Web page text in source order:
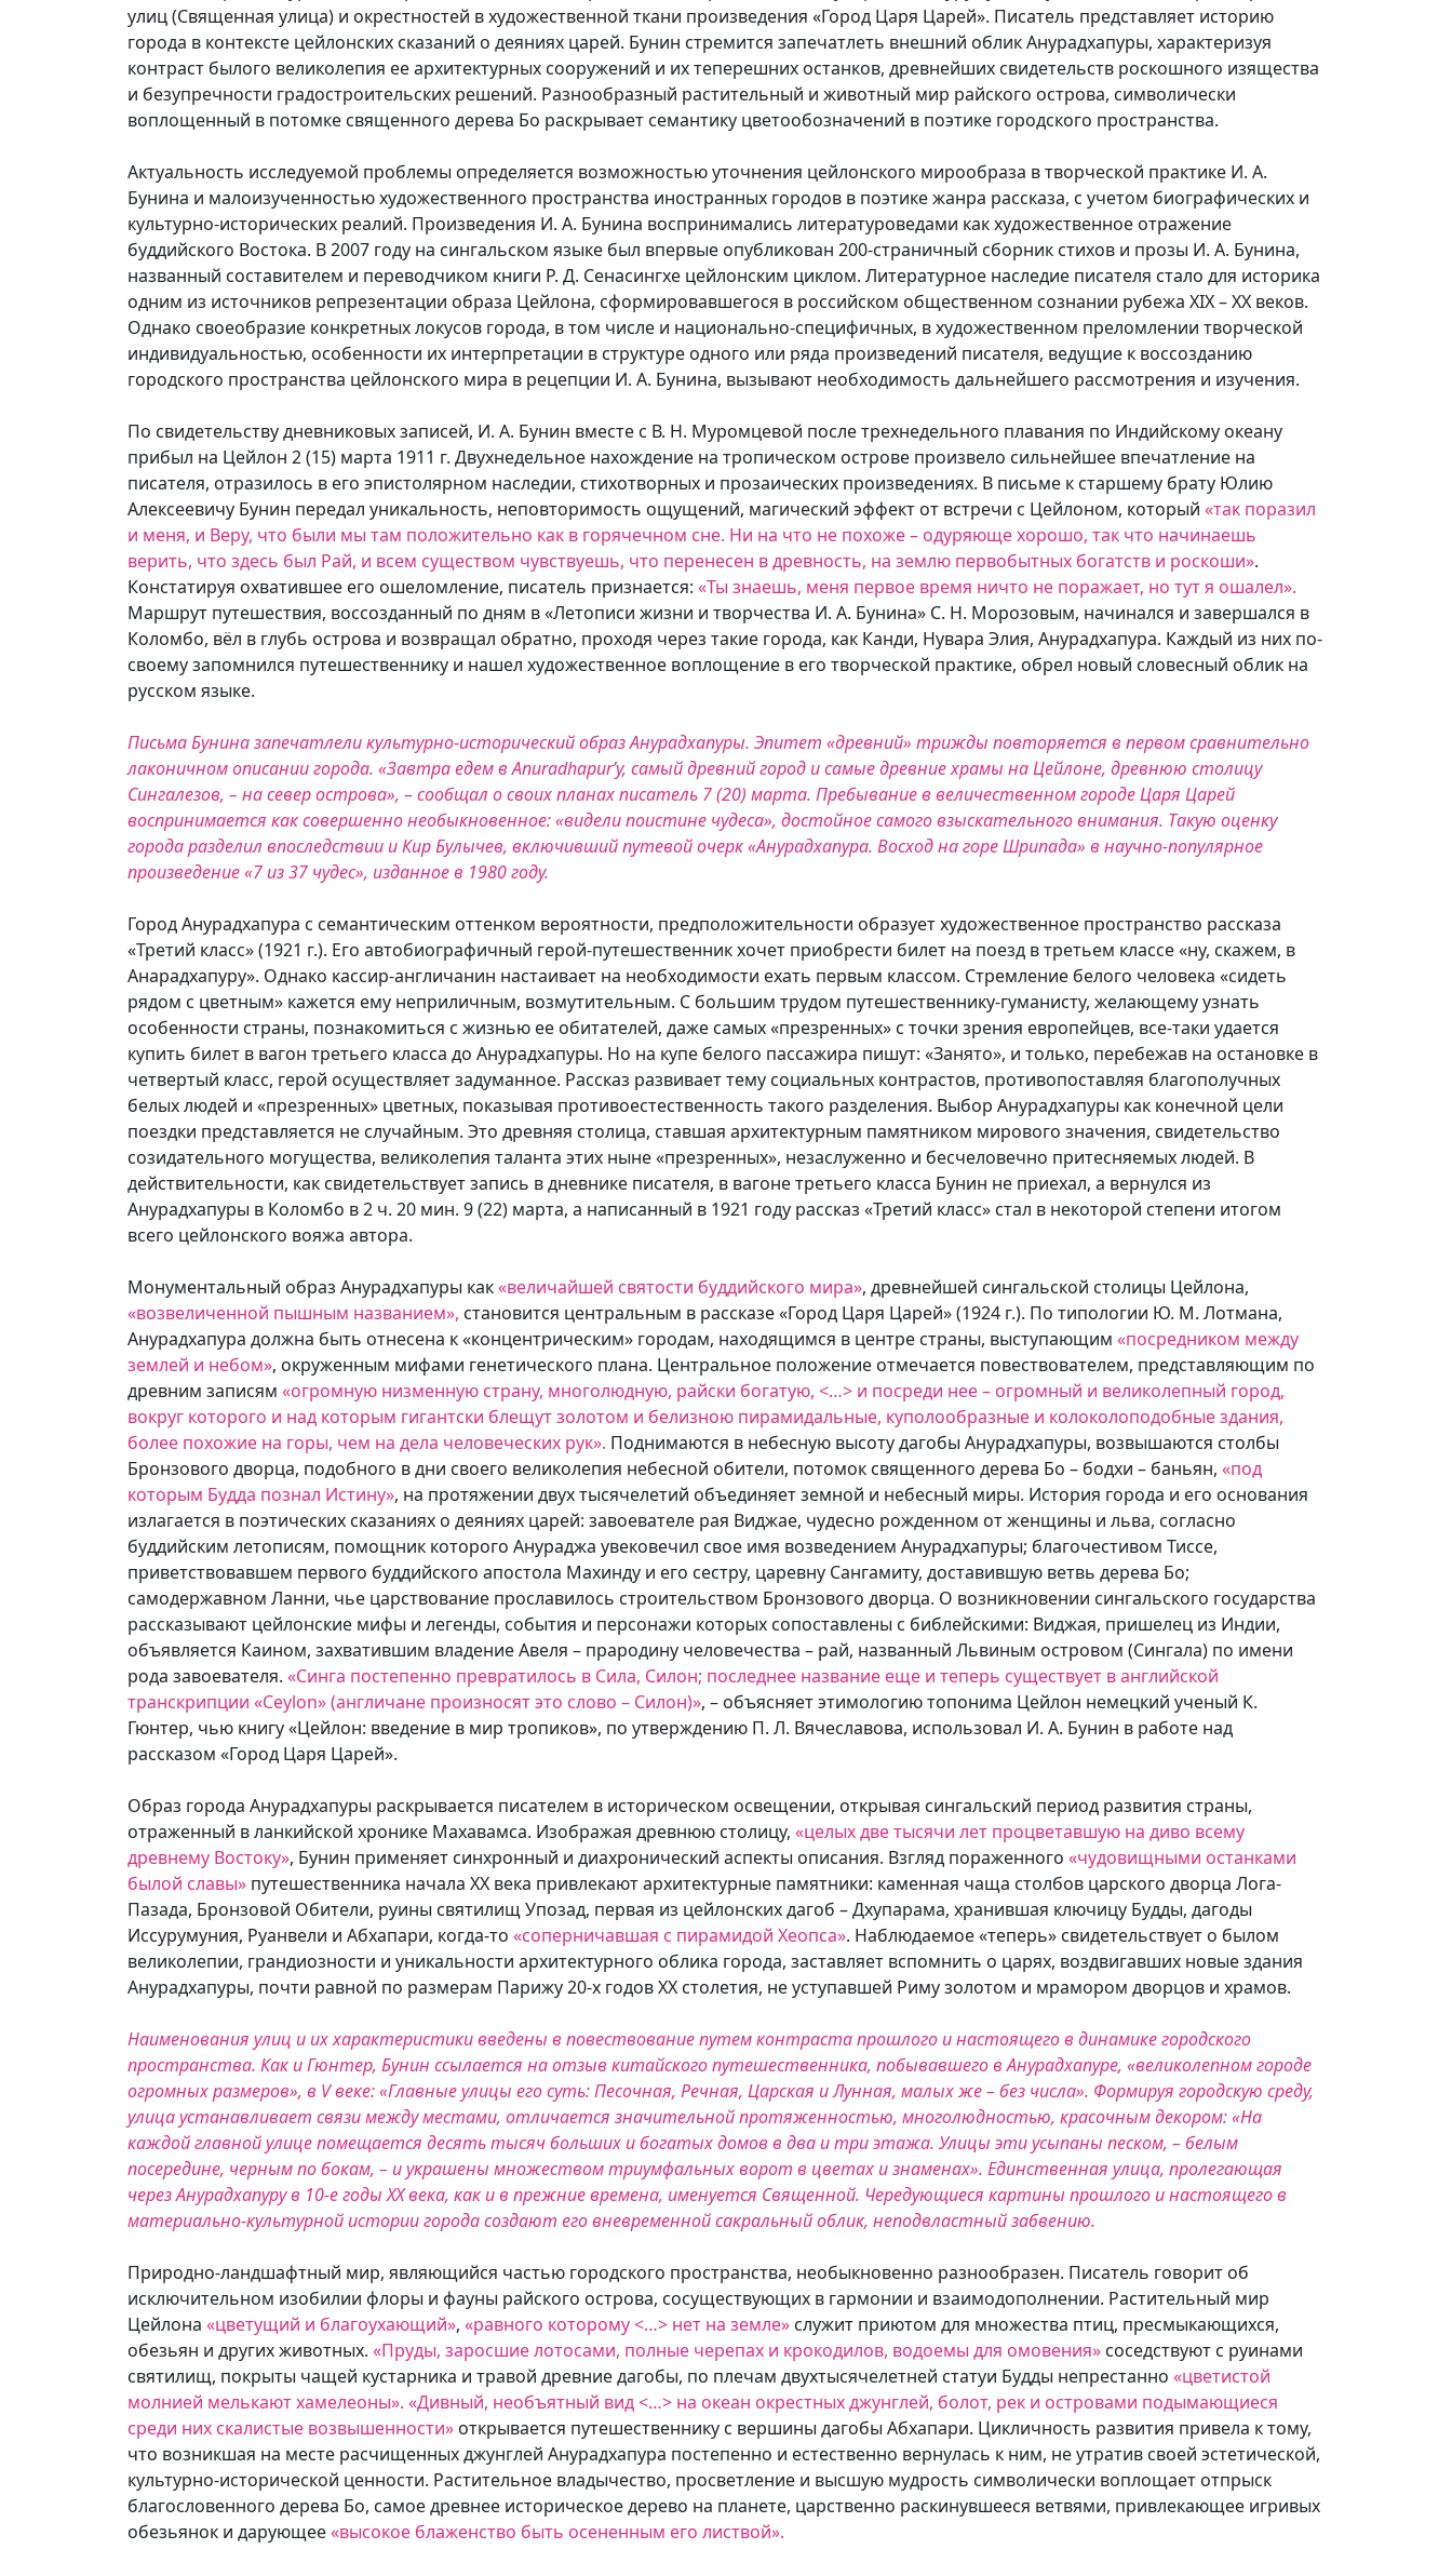
улиц (Священная улица) и окрестностей в художественной ткани произведения «Город Царя Царей». Писатель представляет историю
города в контексте цейлонских сказаний о деяниях царей. Бунин стремится запечатлеть внешний облик Анурадхапуры, характеризуя
контраст былого великолепия ее архитектурных сооружений и их теперешних останков, древнейших свидетельств роскошного изящества
и безупречности градостроительских решений. Разнообразный растительный и животный мир райского острова, символически
воплощенный в потомке священного дерева Бо раскрывает семантику цветообозначений в поэтике городского пространства.
Актуальность исследуемой проблемы определяется возможностью уточнения цейлонского мирообраза в творческой практике И. А.
Бунина и малоизученностью художественного пространства иностранных городов в поэтике жанра рассказа, с учетом биографических и
культурно-исторических реалий. Произведения И. А. Бунина воспринимались литературоведами как художественное отражение
буддийского Востока. В 2007 году на сингальском языке был впервые опубликован 200-страничный сборник стихов и прозы И. А. Бунина,
названный составителем и переводчиком книги Р. Д. Сенасингхе цейлонским циклом. Литературное наследие писателя стало для историка
одним из источников репрезентации образа Цейлона, сформировавшегося в российском общественном сознании рубежа XIX – XX веков.
Однако своеобразие конкретных локусов города, в том числе и национально-специфичных, в художественном преломлении творческой
индивидуальностью, особенности их интерпретации в структуре одного или ряда произведений писателя, ведущие к воссозданию
городского пространства цейлонского мира в рецепции И. А. Бунина, вызывают необходимость дальнейшего рассмотрения и изучения.
По свидетельству дневниковых записей, И. А. Бунин вместе с В. Н. Муромцевой после трехнедельного плавания по Индийскому океану
прибыл на Цейлон 2 (15) марта 1911 г. Двухнедельное нахождение на тропическом острове произвело сильнейшее впечатление на
писателя, отразилось в его эпистолярном наследии, стихотворных и прозаических произведениях. В письме к старшему брату Юлию
Алексеевичу Бунин передал уникальность, неповторимость ощущений, магический эффект от встречи с Цейлоном, который «так поразил
и меня, и Веру, что были мы там положительно как в горячечном сне. Ни на что не похоже – одуряюще хорошо, так что начинаешь
верить, что здесь был Рай, и всем существом чувствуешь, что перенесен в древность, на землю первобытных богатств и роскоши».
Констатируя охватившее его ошеломление, писатель признается: «Ты знаешь, меня первое время ничто не поражает, но тут я ошалел».
Маршрут путешествия, воссозданный по дням в «Летописи жизни и творчества И. А. Бунина» С. Н. Морозовым, начинался и завершался в
Коломбо, вёл в глубь острова и возвращал обратно, проходя через такие города, как Канди, Нувара Элия, Анурадхапура. Каждый из них по-
своему запомнился путешественнику и нашел художественное воплощение в его творческой практике, обрел новый словесный облик на
русском языке.
Письма Бунина запечатлели культурно-исторический образ Анурадхапуры. Эпитет «древний» трижды повторяется в первом сравнительно
лаконичном описании города. «Завтра едем в Anuradhapurʼy, самый древний город и самые древние храмы на Цейлоне, древнюю столицу
Сингалезов, – на север острова», – сообщал о своих планах писатель 7 (20) марта. Пребывание в величественном городе Царя Царей
воспринимается как совершенно необыкновенное: «видели поистине чудеса», достойное самого взыскательного внимания. Такую оценку
города разделил впоследствии и Кир Булычев, включивший путевой очерк «Анурадхапура. Восход на горе Шрипада» в научно-популярное
произведение «7 из 37 чудес», изданное в 1980 году.
Город Анурадхапура с семантическим оттенком вероятности, предположительности образует художественное пространство рассказа
«Третий класс» (1921 г.). Его автобиографичный герой-путешественник хочет приобрести билет на поезд в третьем классе «ну, скажем, в
Анарадхапуру». Однако кассир-англичанин настаивает на необходимости ехать первым классом. Стремление белого человека «сидеть
рядом с цветным» кажется ему неприличным, возмутительным. С большим трудом путешественнику-гуманисту, желающему узнать
особенности страны, познакомиться с жизнью ее обитателей, даже самых «презренных» с точки зрения европейцев, все-таки удается
купить билет в вагон третьего класса до Анурадхапуры. Но на купе белого пассажира пишут: «Занято», и только, перебежав на остановке в
четвертый класс, герой осуществляет задуманное. Рассказ развивает тему социальных контрастов, противопоставляя благополучных
белых людей и «презренных» цветных, показывая противоестественность такого разделения. Выбор Анурадхапуры как конечной цели
поездки представляется не случайным. Это древняя столица, ставшая архитектурным памятником мирового значения, свидетельство
созидательного могущества, великолепия таланта этих ныне «презренных», незаслуженно и бесчеловечно притесняемых людей. В
действительности, как свидетельствует запись в дневнике писателя, в вагоне третьего класса Бунин не приехал, а вернулся из
Анурадхапуры в Коломбо в 2 ч. 20 мин. 9 (22) марта, а написанный в 1921 году рассказ «Третий класс» стал в некоторой степени итогом
всего цейлонского вояжа автора.
Монументальный образ Анурадхапуры как«величайшей святости буддийского мира», древнейшей сингальской столицы Цейлона,
«возвеличенной пышным названием», становится центральным в рассказе «Город Царя Царей» (1924 г.). По типологии Ю. М. Лотмана,
Анурадхапура должна быть отнесена к «концентрическим» городам, находящимся в центре страны, выступающим «посредником между
землей и небом», окруженным мифами генетического плана. Центральное положение отмечается повествователем, представляющим по
древним записям «огромную низменную страну, многолюдную, райски богатую, <…> и посреди нее – огромный и великолепный город,
вокруг которого и над которым гигантски блещут золотом и белизною пирамидальные, куполообразные и колоколоподобные здания,
более похожие на горы, чем на дела человеческих рук». Поднимаются в небесную высоту дагобы Анурадхапуры, возвышаются столбы
Бронзового дворца, подобного в дни своего великолепия небесной обители, потомок священного дерева Бо – бодхи – баньян, «под
которым Будда познал Истину», на протяжении двух тысячелетий объединяет земной и небесный миры. История города и его основания
излагается в поэтических сказаниях о деяниях царей: завоевателе рая Виджае, чудесно рожденном от женщины и льва, согласно
буддийским летописям, помощник которого Анураджа увековечил свое имя возведением Анурадхапуры; благочестивом Тиссе,
приветствовавшем первого буддийского апостола Махинду и его сестру, царевну Сангамиту, доставившую ветвь дерева Бо;
самодержавном Ланни, чье царствование прославилось строительством Бронзового дворца. О возникновении сингальского государства
рассказывают цейлонские мифы и легенды, события и персонажи которых сопоставлены с библейскими: Виджая, пришелец из Индии,
объявляется Каином, захватившим владение Авеля – прародину человечества – рай, названный Львиным островом (Сингала) по имени
рода завоевателя. «Синга постепенно превратилось в Сила, Силон; последнее название еще и теперь существует в английской
транскрипции «Ceylon» (англичане произносят это слово – Силон)», – объясняет этимологию топонима Цейлон немецкий ученый К.
Гюнтер, чью книгу «Цейлон: введение в мир тропиков», по утверждению П. Л. Вячеславова, использовал И. А. Бунин в работе над
рассказом «Город Царя Царей».
Образ города Анурадхапуры раскрывается писателем в историческом освещении, открывая сингальский период развития страны,
отраженный в ланкийской хронике Махавамса. Изображая древнюю столицу, «целых две тысячи лет процветавшую на диво всему
древнему Востоку», Бунин применяет синхронный и диахронический аспекты описания. Взгляд пораженного «чудовищными останками
былой славы» путешественника начала XX века привлекают архитектурные памятники: каменная чаща столбов царского дворца Лога-
Пазада, Бронзовой Обители, руины святилищ Упозад, первая из цейлонских дагоб – Дхупарама, хранившая ключицу Будды, дагоды
Иссурумуния, Руанвели и Абхапари, когда-то «соперничавшая с пирамидой Хеопса». Наблюдаемое «теперь» свидетельствует о былом
великолепии, грандиозности и уникальности архитектурного облика города, заставляет вспомнить о царях, воздвигавших новые здания
Анурадхапуры, почти равной по размерам Парижу 20-х годов XX столетия, не уступавшей Риму золотом и мрамором дворцов и храмов.
Наименования улиц и их характеристики введены в повествование путем контраста прошлого и настоящего в динамике городского
пространства. Как и Гюнтер, Бунин ссылается на отзыв китайского путешественника, побывавшего в Анурадхапуре, «великолепном городе
огромных размеров», в V веке: «Главные улицы его суть: Песочная, Речная, Царская и Лунная, малых же – без числа». Формируя городскую среду,
улица устанавливает связи между местами, отличается значительной протяженностью, многолюдностью, красочным декором: «На
каждой главной улице помещается десять тысяч больших и богатых домов в два и три этажа. Улицы эти усыпаны песком, – белым
посередине, черным по бокам, – и украшены множеством триумфальных ворот в цветах и знаменах». Единственная улица, пролегающая
через Анурадхапуру в 10-е годы XX века, как и в прежние времена, именуется Священной. Чередующиеся картины прошлого и настоящего в
материально-культурной истории города создают его вневременной сакральный облик, неподвластный забвению.
Природно-ландшафтный мир, являющийся частью городского пространства, необыкновенно разнообразен. Писатель говорит об
исключительном изобилии флоры и фауны райского острова, сосуществующих в гармонии и взаимодополнении. Растительный мир
Цейлона «цветущий и благоухающий», «равного которому <…> нет на земле» служит приютом для множества птиц, пресмыкающихся,
обезьян и других животных. «Пруды, заросшие лотосами, полные черепах и крокодилов, водоемы для омовения» соседствуют с руинами
святилищ, покрыты чащей кустарника и травой древние дагобы, по плечам двухтысячелетней статуи Будды непрестанно «цветистой
молнией мелькают хамелеоны». «Дивный, необъятный вид <…> на океан окрестных джунглей, болот, рек и островами подымающиеся
среди них скалистые возвышенности» открывается путешественнику с вершины дагобы Абхапари. Цикличность развития привела к тому,
что возникшая на месте расчищенных джунглей Анурадхапура постепенно и естественно вернулась к ним, не утратив своей эстетической,
культурно-исторической ценности. Растительное владычество, просветление и высшую мудрость символически воплощает отпрыск
благословенного дерева Бо, самое древнее историческое дерево на планете, царственно раскинувшееся ветвями, привлекающее игривых
обезьянок и дарующее«высокое блаженство быть осененным его листвой».